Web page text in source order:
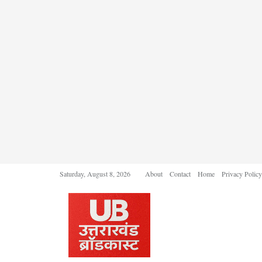
Saturday, August 8, 2026 About Contact Home Privacy Policy